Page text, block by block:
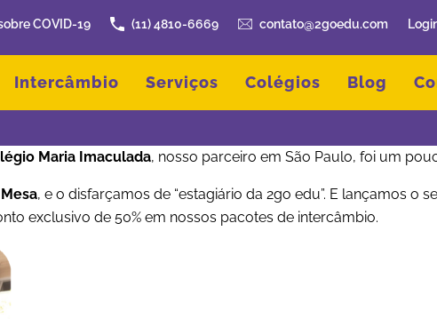
COVID-19 (11) 4810-6669 contato@2goedu.com
Intercâmbio Serviços Colégios Blog
Maria Imaculada, nosso parceiro em São Paulo, foi um
, e o disfarçamos de “estagiário da 2go edu”. E lançamos o
exclusivo de 50% em nossos pacotes de intercâmbio.